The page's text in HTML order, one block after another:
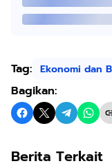
Tag: Ekonomi dan
Bagikan:
Berita Terkait